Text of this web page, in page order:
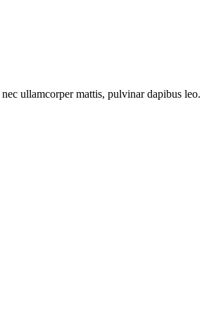
ullamcorper mattis, pulvinar dapibus leo.